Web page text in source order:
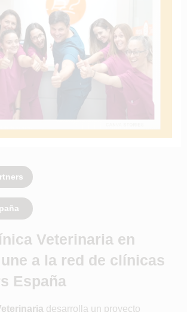
Veterinaria en
a la red de clínicas
España
desarrolla un proyecto